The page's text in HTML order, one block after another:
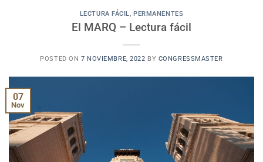
LECTURA FÁCIL,PERMANENTES
El MARQ – Lectura fácil
POSTED ON 7 NOVIEMBRE, 2022 BY CONGRESSMASTER
07
Nov